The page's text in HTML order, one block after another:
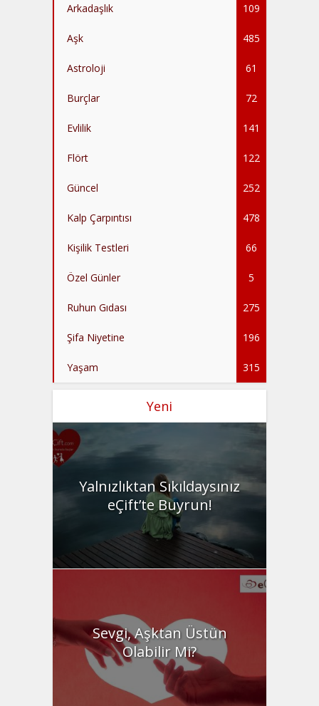
Arkadaşlık 109
Aşk 485
Astroloji 61
Burçlar 72
Evlilik 141
Flört 122
Güncel 252
Kalp Çarpıntısı 478
Kişilik Testleri 66
Özel Günler 5
Ruhun Gıdası 275
Şifa Niyetine 196
Yaşam 315
Yeni
Yalnızlıktan Sıkıldaysınız
eÇift’te Buyrun!
Sevgi, Aşktan Üstün
Olabilir Mi?